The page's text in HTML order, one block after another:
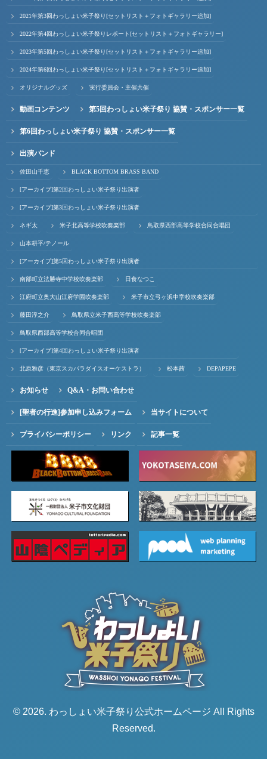
2021年第3回わっしょい米子祭り[セットリスト＋フォトギャラリー追加]
2022年第4回わっしょい米子祭りレポート[セットリスト＋フォトギャラリー]
2023年第5回わっしょい米子祭り[セットリスト＋フォトギャラリー追加]
2024年第6回わっしょい米子祭り[セットリスト＋フォトギャラリー追加]
オリジナルグッズ 実行委員会・主催共催
動画コンテンツ 第5回わっしょい米子祭り 協賛・スポンサー一覧
第6回わっしょい米子祭り 協賛・スポンサー一覧
出演バンド
佐田山千恵 BLACK BOTTOM BRASS BAND
[アーカイブ]第2回わっしょい米子祭り出演者
[アーカイブ]第3回わっしょい米子祭り出演者
ネギ太 米子北高等学校吹奏楽部 鳥取県西部高等学校合同合唱団
山本耕平/テノール
[アーカイブ]第5回わっしょい米子祭り出演者
南部町立法勝寺中学校吹奏楽部 日食なつこ
江府町立奥大山江府学園吹奏楽部 米子市立弓ヶ浜中学校吹奏楽部
藤田淳之介 鳥取県立米子西高等学校吹奏楽部
鳥取県西部高等学校合同合唱団
[アーカイブ]第4回わっしょい米子祭り出演者
北原雅彦（東京スカパラダイスオーケストラ） 松本茜 DEPAPEPE
お知らせ Q&A・お問い合わせ
[聖者の行進]参加申し込みフォーム 当サイトについて
プライバシーポリシー リンク 記事一覧
© 2026. わっしょい米子祭り公式ホームページ All Rights
Reserved.